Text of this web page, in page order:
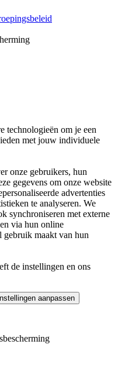
technologieën om je een
met jouw individuele
onze gebruikers, hun
gegevens om onze website
advertenties
te analyseren. We
synchroniseren met externe
via hun online
gebruik maakt van hun
de instellingen en ons
Instellingen aanpassen